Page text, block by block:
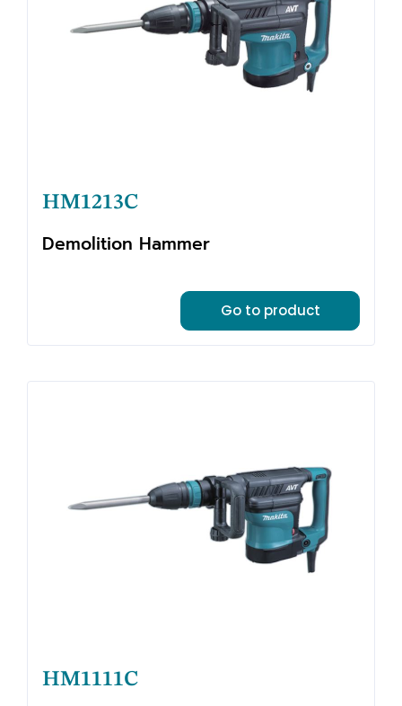
HM1213C
Demolition Hammer
Go to product
HM1111C